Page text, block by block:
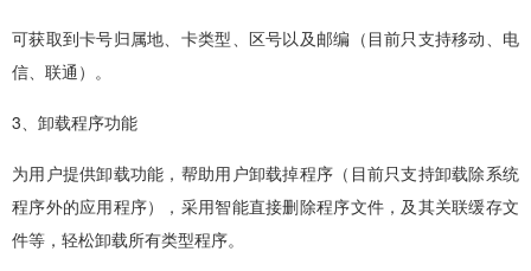
可获取到卡号归属地、卡类型、区号以及邮编（目前只支持移动、电
信、联通）。
3、卸载程序功能
为用户提供卸载功能，帮助用户卸载掉程序（目前只支持卸载除系统
程序外的应用程序），采用智能直接删除程序文件，及其关联缓存文
件等，轻松卸载所有类型程序。